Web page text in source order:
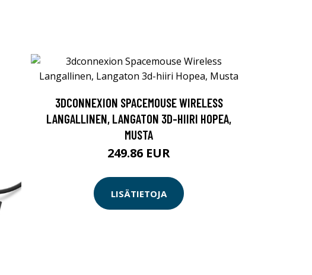
3DCONNEXION SPACEMOUSE WIRELESS
LANGALLINEN, LANGATON 3D-HIIRI HOPEA,
MUSTA
249.86 EUR
LISÄTIETOJA